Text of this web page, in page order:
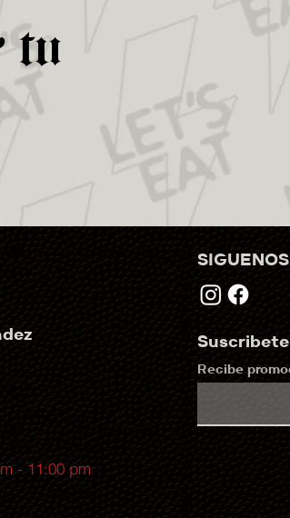
tu
- 11:00 pm
am - 11:00 pm
- 11:00 pm
- 11:59 pm
Recibe